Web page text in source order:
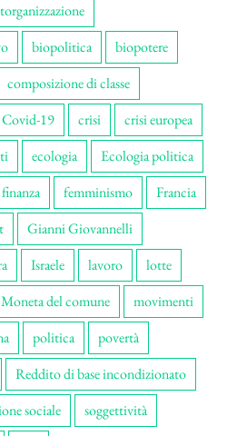
biopolitica
biopotere
composizione di classe
Covid-19 crisi
crisi europea
ecologia
Ecologia politica
femminismo
Francia
Gianni Giovannelli
Israele lavoro
lotte
Moneta del comune
movimenti
politica
povertà
Reddito di base incondizionato
sociale soggettività